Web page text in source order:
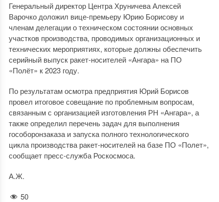
Генеральный директор Центра Хруничева Алексей
Варочко доложил вице-премьеру Юрию Борисову и
членам делегации о техническом состоянии основных
участков производства, проводимых организационных и
технических мероприятиях, которые должны обеспечить
серийный выпуск ракет-носителей «Ангара» на ПО
«Полёт» к 2023 году.
По результатам осмотра предприятия Юрий Борисов
провел итоговое совещание по проблемным вопросам,
связанным с организацией изготовления РН «Ангара», а
также определил перечень задач для выполнения
гособоронзаказа и запуска полного технологического
цикла производства ракет-носителей на базе ПО «Полет»,
сообщает пресс-служба Роскосмоса.
А.Ж.
50